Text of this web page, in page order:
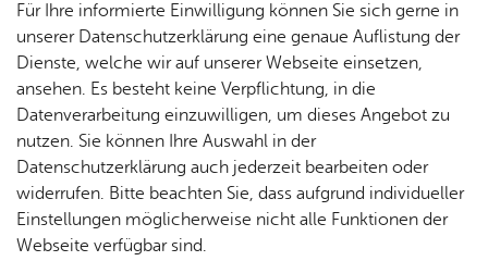
Die Stadt Friedrichshafen ist bemüht, ihre Websites und
mobilen Anwendungen in Einklang mit
§ 10 Absatz 1
des Landes-Behindertengleichstellungsgesetzes (L-BGG)
barrierefrei zugänglich zu machen. Diese Erklärung zur
Barrierefreiheit gilt für die aktuell im Internet erreichbare
Version dieser Website
www.kalender.friedrichshafen.de.
Unter dem Menüpunkt Leichte Sprachewerden die
Inhalte in vereinfachter Form dargestellt.
Für Ihre informierte Einwilligung können Sie sich gerne in
unserer Datenschutzerklärung eine genaue Auflistung der
Dienste, welche wir auf unserer Webseite einsetzen,
ansehen. Es besteht keine Verpflichtung, in die
Datenverarbeitung einzuwilligen, um dieses Angebot zu
nutzen. Sie können Ihre Auswahl in der
Datenschutzerklärung auch jederzeit bearbeiten oder
widerrufen. Bitte beachten Sie, dass aufgrund individueller
Einstellungen möglicherweise nicht alle Funktionen der
Webseite verfügbar sind.